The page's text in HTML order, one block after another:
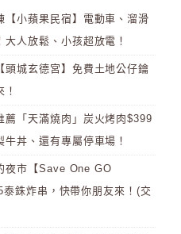
【小蘋果民宿】電動車、溜滑
人放鬆、小孩超放電！
頭城玄德宮】免費土地公仔鑰
薦「天滿燒肉」炭火烤肉$399
丼、還有專屬停車場！
夜市【Save One GO
銖炸串，快帶你朋友來！(交